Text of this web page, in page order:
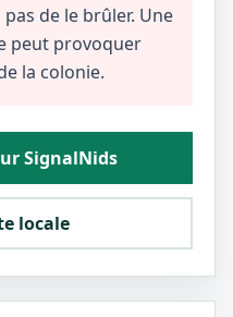
de le brûler. Une
peut provoquer
la colonie.
SignalNids
locale